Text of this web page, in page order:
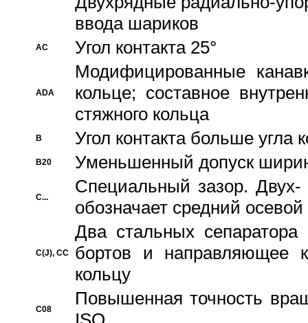
ввода шариков
AC Угол контакта 25°
ADA
Модифицированные
кольце; составное
стяжного кольца
B Угол контакта больше угла
B20 Уменьшенный допуск
C...
Специальный зазор.
обозначает средний
C(J), CC
Два стальных сепаратора
бортов и направляющее
кольцу
C08
Повышенная точность